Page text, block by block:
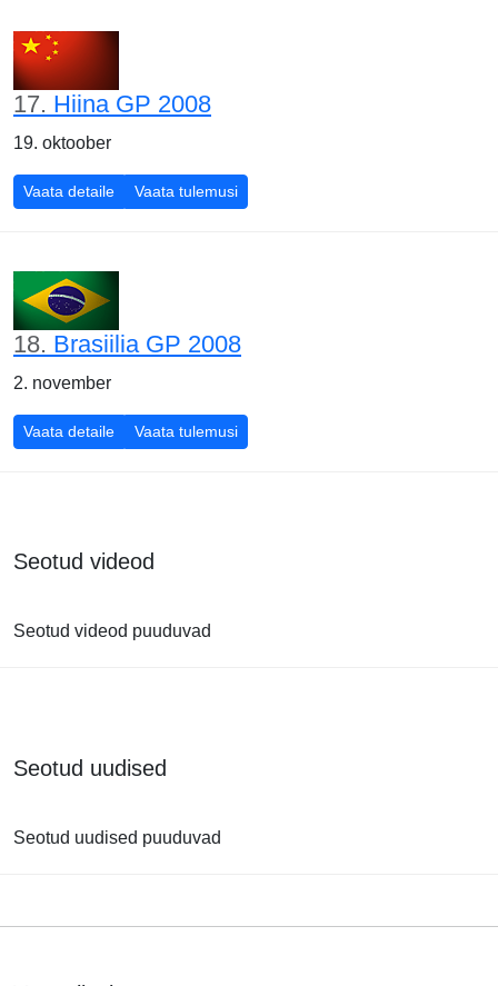
17. Hiina GP 2008
19. oktoober
Vaata detaileHiina GP 2008
Vaata tulemusiHiina GP 2008
18. Brasiilia GP 2008
2. november
Vaata detaileBrasiilia GP 2008
Vaata tulemusiBrasiilia GP 2008
Seotud videod
Seotud videod puuduvad
Seotud uudised
Seotud uudised puuduvad